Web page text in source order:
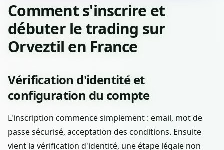
Comment s'inscrire et
débuter le trading sur
Orveztil en France
Vérification d'identité et
configuration du compte
L'inscription commence simplement : email, mot de
passe sécurisé, acceptation des conditions. Ensuite
vient la vérification d'identité, une étape légale non